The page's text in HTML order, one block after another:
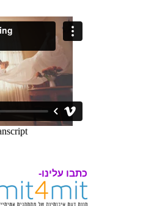
כתבו עלינו-